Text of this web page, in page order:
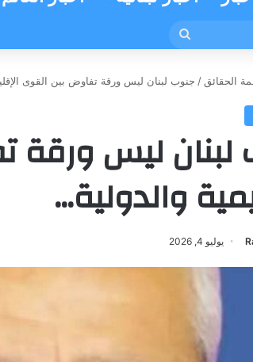
بحث
الحقائق/ جنوب لبنان ليس ورقة تفاوض بين القوى
ليس ورقة
والدولية…
يوليو 4, 2026